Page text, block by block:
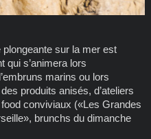
sur la mer est
qui s’animera lors
marins ou lors
produits anisés, d’ateliers
conviviaux («Les Grandes
brunchs du dimanche